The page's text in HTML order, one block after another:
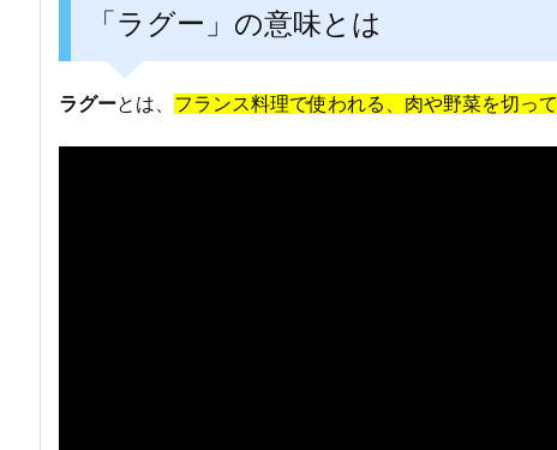
「ラグー」の意味とは
ラグーとは、 フランス料理で使われる、肉や野菜を切っ